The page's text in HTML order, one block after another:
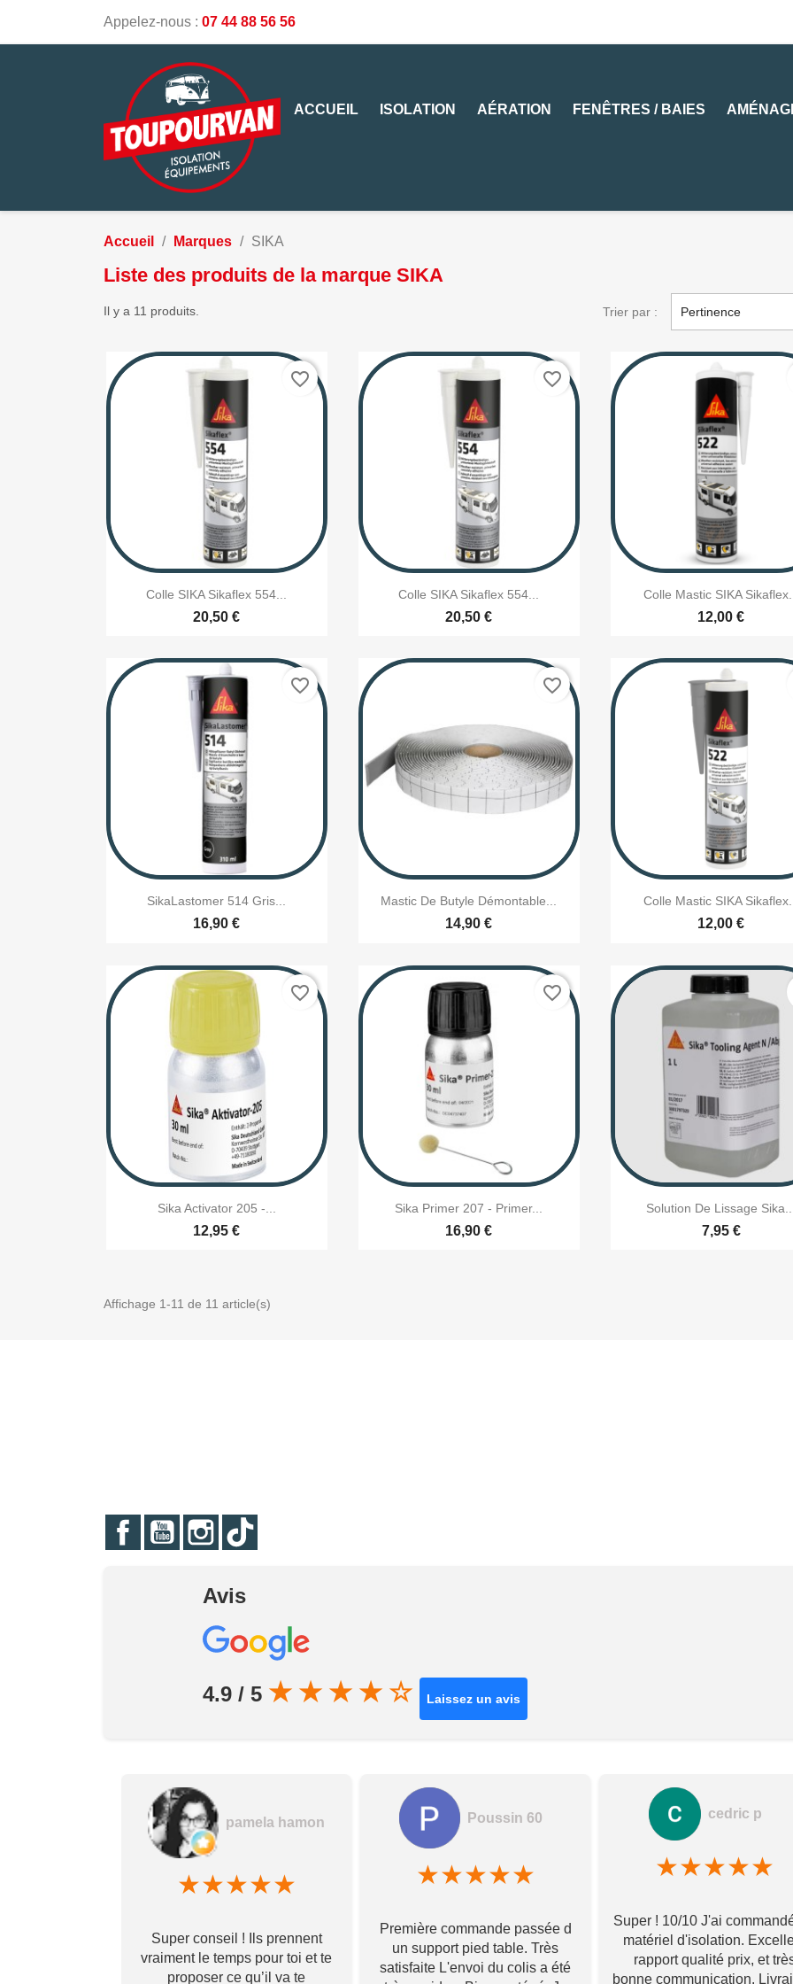
Appelez-nous : 07 44 88 56 56
ACCUEIL ISOLATION AÉRATION FENÊTRES / BAIES
Accueil Marques SIKA
Liste des produits de la marque SIKA
Il y a 11 produits. Trier par : Pertinence
 Aperçu rapide
Colle SIKA Sikaflex 554...
20,50 €
favorite_border
 Aperçu rapide
Colle SIKA Sikaflex 554...
20,50 €
favorite_border
Aperçu rapide
Colle Mastic SIKA
12,00 €
Aperçu rapide
SikaLastomer 514 Gris...
16,90 €
favorite_border
Aperçu rapide
Mastic De Butyle Démontable...
14,90 €
favorite_border
Aperçu rapide
Colle Mastic SIKA
12,00 €
Aperçu rapide
Sika Activator 205 -...
12,95 €
favorite_border
Aperçu rapide
Sika Primer 207 - Primer...
16,90 €
favorite_border
Aperçu rapide
Solution De Lissage
7,95 €
Affichage 1-11 de 11 article(s)
FacebookYouTubeInstagram
Avis
4.9 / 5 ★ ★ ★ ★ ☆ Laissez un avis
pamela hamon
★★★★★
Super conseil ! Ils prennent
vraiment le temps pour toi et te
proposer ce qu’il va te
Poussin 60
★★★★★
Première commande passée d
un support pied table. Très
satisfaite L'envoi du colis a été
cedric p
★★★★★
Super ! 10/10 J'ai
matériel d'isolation.
rapport qualité prix, et
bonne communication.